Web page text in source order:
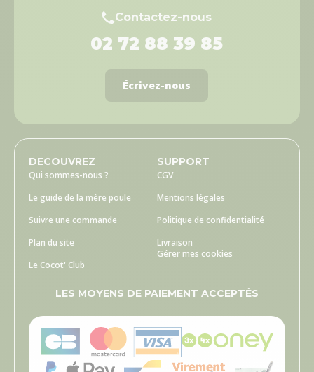
Contactez-nous
02 72 88 39 85
Écrivez-nous
DECOUVREZ
Qui sommes-nous ?
Le guide de la mère poule
Suivre une commande
Plan du site
Le Cocot' Club
SUPPORT
CGV
Mentions légales
Politique de confidentialité
Livraison
Gérer mes cookies
LES MOYENS DE PAIEMENT ACCEPTÉS